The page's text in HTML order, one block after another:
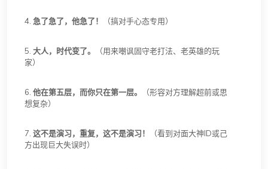
4. 急了急了，他急了！ （搞对手心态专用）
5. 大人，时代变了。
（用来嘲讽固守老打法、老英雄的玩
家）
6. 他在第五层，而你只在第一层。
（形容对方理解超前或思
想复杂）
7. 这不是演习，重复，这不是演习！
（看到对面大神ID或己
方出现巨大失误时）